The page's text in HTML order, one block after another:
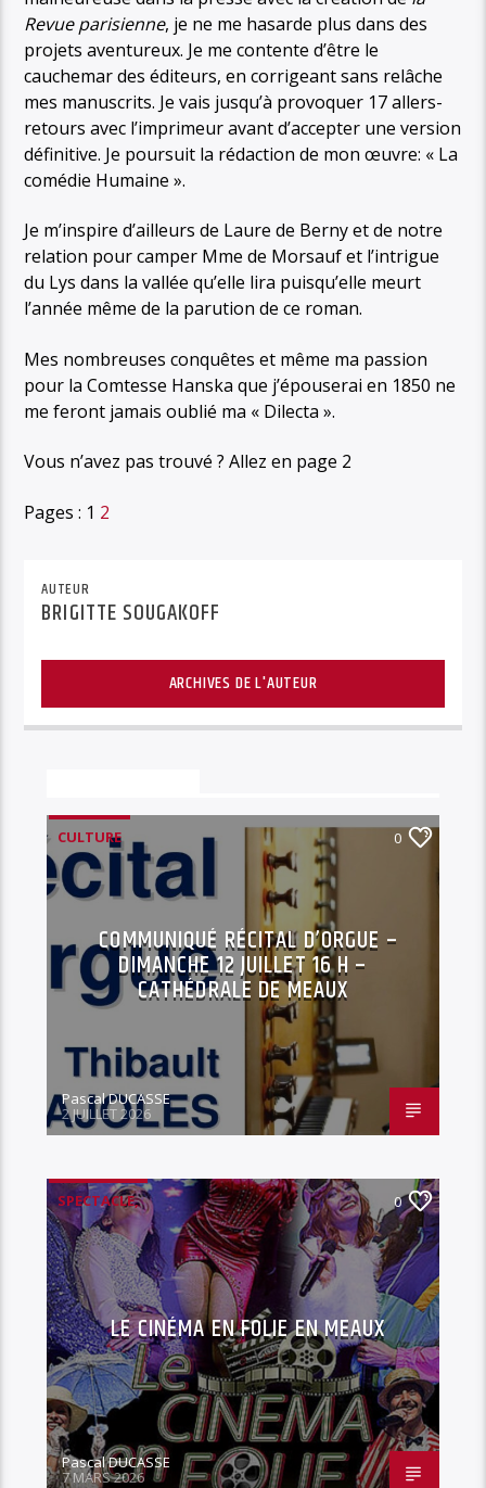
Revue parisienne, je ne me hasarde plus dans des
projets aventureux. Je me contente d’être le
cauchemar des éditeurs, en corrigeant sans relâche
mes manuscrits. Je vais jusqu’à provoquer 17 allers-
retours avec l’imprimeur avant d’accepter une version
définitive. Je poursuit la rédaction de mon œuvre: « La
comédie Humaine ».
Je m’inspire d’ailleurs de Laure de Berny et de notre
relation pour camper Mme de Morsauf et l’intrigue
du Lys dans la vallée qu’elle lira puisqu’elle meurt
l’année même de la parution de ce roman.
Mes nombreuses conquêtes et même ma passion
pour la Comtesse Hanska que j’épouserai en 1850 ne
me feront jamais oublié ma « Dilecta ».
Vous n’avez pas trouvé ? Allez en page 2
Pages : 1 2
AUTEUR
BRIGITTE SOUGAKOFF
ARCHIVES DE L'AUTEUR
CULTURE 0
COMMUNIQUÉ RÉCITAL D’ORGUE –
DIMANCHE 12 JUILLET 16 H –
CATHÉDRALE DE MEAUX
Pascal DUCASSE
2 JUILLET 2026
SPECTACLE, 0
LE CINÉMA EN FOLIE EN MEAUX
Pascal DUCASSE
7 MARS 2026